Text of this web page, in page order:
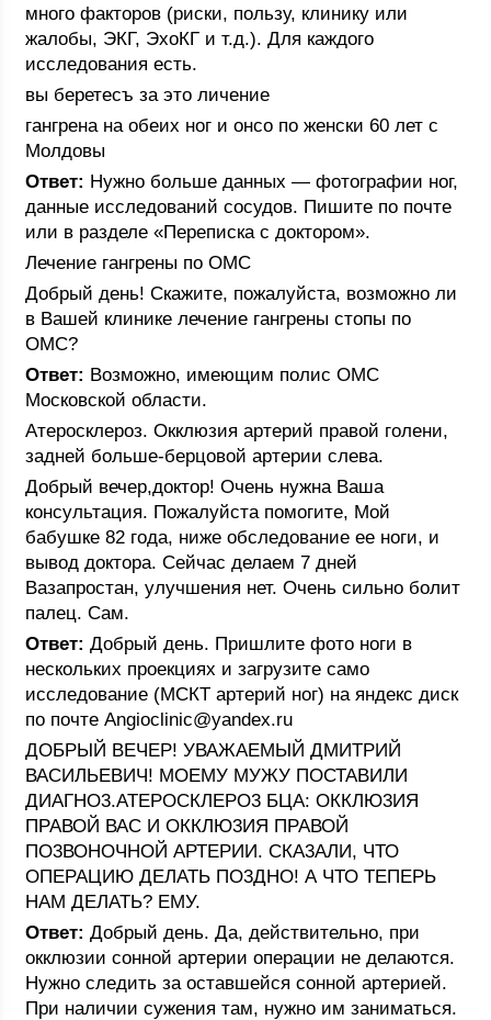
много факторов (риски, пользу, клинику или
жалобы, ЭКГ, ЭхоКГ и т.д.). Для каждого
исследования есть.
вы беретесъ за это личение
гангрена на обеих ног и онсо по женски 60 лет с
Молдовы
Ответ: Нужно больше данных — фотографии ног,
данные исследований сосудов. Пишите по почте
или в разделе «Переписка с доктором».
Лечение гангрены по ОМС
Добрый день! Скажите, пожалуйста, возможно ли
в Вашей клинике лечение гангрены стопы по
ОМС?
Ответ: Возможно, имеющим полис ОМС
Московской области.
Атеросклероз. Окклюзия артерий правой голени,
задней больше-берцовой артерии слева.
Добрый вечер,доктор! Очень нужна Ваша
консультация. Пожалуйста помогите, Мой
бабушке 82 года, ниже обследование ее ноги, и
вывод доктора. Сейчас делаем 7 дней
Вазапростан, улучшения нет. Очень сильно болит
палец. Сам.
Ответ: Добрый день. Пришлите фото ноги в
нескольких проекциях и загрузите само
исследование (МСКТ артерий ног) на яндекс диск
по почте Angioclinic@yandex.ru
ДОБРЫЙ ВЕЧЕР! УВАЖАЕМЫЙ ДМИТРИЙ
ВАСИЛЬЕВИЧ! МОЕМУ МУЖУ ПОСТАВИЛИ
ДИАГНО3.АТЕРОСКЛЕРО3 БЦА: ОККЛЮ3ИЯ
ПРАВОЙ ВАС И ОККЛЮ3ИЯ ПРАВОЙ
ПО3ВОНОЧНОЙ АРТЕРИИ. СКА3АЛИ, ЧТО
ОПЕРАЦИЮ ДЕЛАТЬ ПО3ДНО! А ЧТО ТЕПЕРЬ
НАМ ДЕЛАТЬ? ЕМУ.
Ответ: Добрый день. Да, действительно, при
окклюзии сонной артерии операции не делаются.
Нужно следить за оставшейся сонной артерией.
При наличии сужения там, нужно им заниматься.